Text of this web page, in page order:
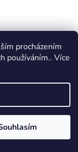
procházením
používáním.. Více
práva vyhrazena.